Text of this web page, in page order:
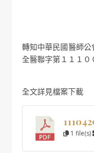
轉知中華民國醫師公會全國聯合會１１１年４月２８日
全醫聯字第１１１０
全文詳見檔案下載
1 file(s)